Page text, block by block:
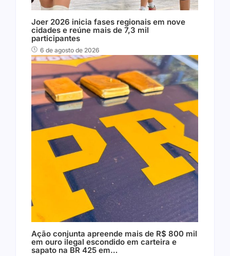
Joer 2026 inicia fases regionais em nove
cidades e reúne mais de 7,3 mil
participantes
6 de agosto de 2026
Ação conjunta apreende mais de R$ 800 mil
em ouro ilegal escondido em carteira e
sapato na BR 425 em…